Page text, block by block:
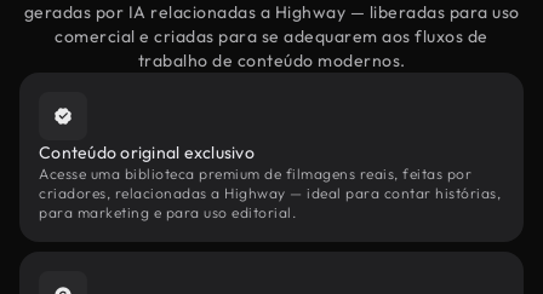
geradas por IA relacionadas a Highway — liberadas para uso
comercial e criadas para se adequarem aos fluxos de
trabalho de conteúdo modernos.
Conteúdo original exclusivo
Acesse uma biblioteca premium de filmagens reais, feitas por
criadores, relacionadas a Highway — ideal para contar histórias,
para marketing e para uso editorial.